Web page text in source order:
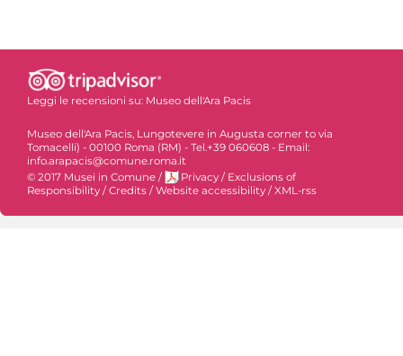
Leggi le recensioni su: Museo dell'Ara Pacis
Museo dell'Ara Pacis, Lungotevere in Augusta corner to via
Tomacelli) - 00100 Roma (RM) - Tel.+39 060608 - Email:
info.arapacis@comune.roma.it
© 2017 Musei in Comune / Privacy / Exclusions of
Responsibility / Credits / Website accessibility / XML-rss